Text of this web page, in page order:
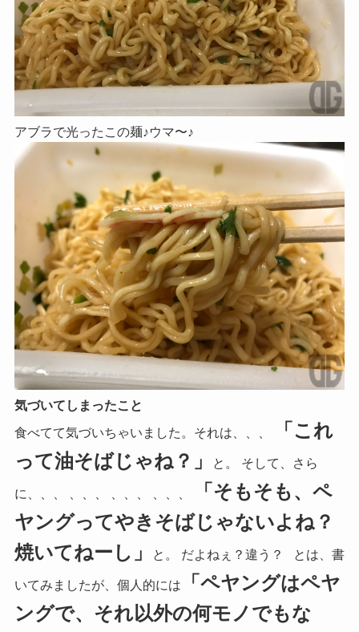
アブラで光ったこの麺♪ウマ〜♪
気づいてしまったこと
食べてて気づいちゃいました。それは、、、
「これ
って油そばじゃね？」
と。 そして、さら
に、、、 、、、 、、、 、、、
「そもそも、ペ
ヤングってやきそばじゃないよね？
焼いてねーし」
と。 だよねぇ？違う？ とは、書
いてみましたが、個人的には
「ペヤングはペヤ
ングで、それ以外の何モノでもな